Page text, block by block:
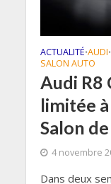
ACTUALITÉ•AUDI•
SALON AUTO
Audi R8
limitée
Salon
4 novembre
Dans deux